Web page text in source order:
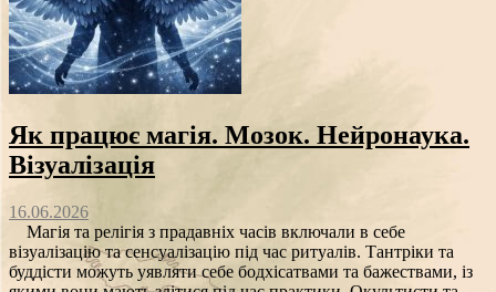
Як працює магія. Мозок. Нейронаука.
Візуалізація
16.06.2026
Магія та релігія з прадавніх часів включали в себе
візуалізацію та сенсуалізацію під час ритуалів. Тантріки та
буддісти можуть уявляти себе бодхісатвами та бажествами, із